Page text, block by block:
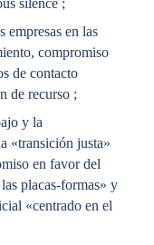
empresas en las
compromiso
de contacto
de recurso ;
y la
«transición justa»
en favor del
placas-formas» y
«centrado en el